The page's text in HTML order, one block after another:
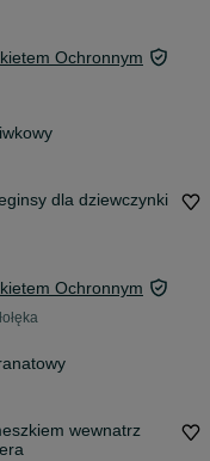
Ochronnym
dla dziewczynki
Ochronnym
wewnatrz